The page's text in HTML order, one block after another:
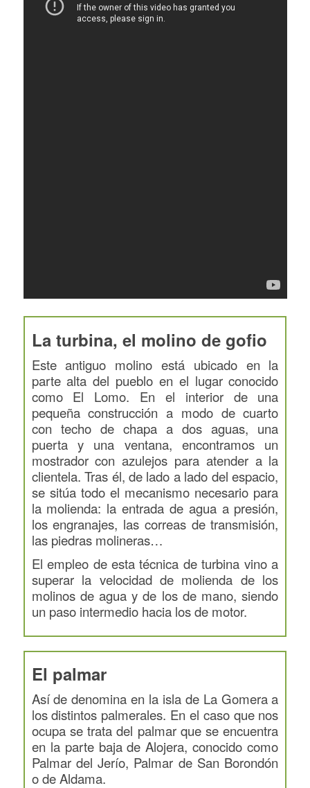
La turbina, el molino de gofio
Este antiguo molino está ubicado en la
parte alta del pueblo en el lugar conocido
como El Lomo. En el interior de una
pequeña construcción a modo de cuarto
con techo de chapa a dos aguas, una
puerta y una ventana, encontramos un
mostrador con azulejos para atender a la
clientela. Tras él, de lado a lado del espacio,
se sitúa todo el mecanismo necesario para
la molienda: la entrada de agua a presión,
los engranajes, las correas de transmisión,
las piedras molineras…
El empleo de esta técnica de turbina vino a
superar la velocidad de molienda de los
molinos de agua y de los de mano, siendo
un paso intermedio hacia los de motor.
El palmar
Así de denomina en la isla de La Gomera a
los distintos palmerales. En el caso que nos
ocupa se trata del palmar que se encuentra
en la parte baja de Alojera, conocido como
Palmar del Jerío, Palmar de San Borondón
o de Aldama.